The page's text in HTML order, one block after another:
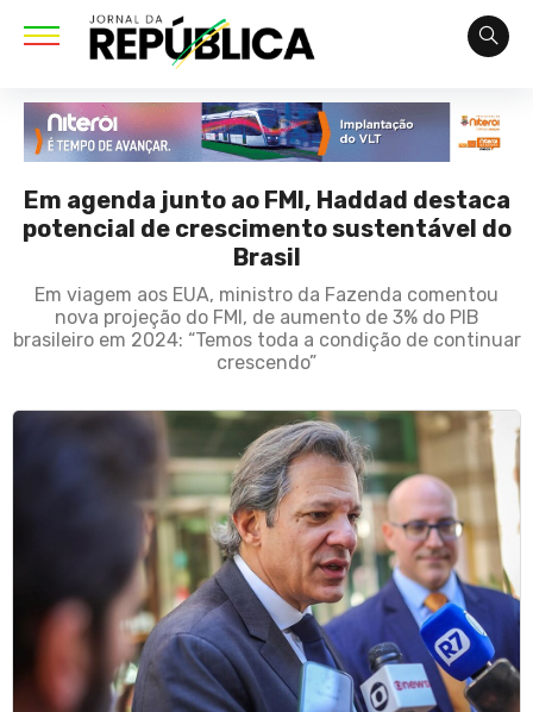
Em agenda junto ao FMI, Haddad destaca
potencial de crescimento sustentável do
Brasil
Em viagem aos EUA, ministro da Fazenda comentou
nova projeção do FMI, de aumento de 3% do PIB
brasileiro em 2024: “Temos toda a condição de continuar
crescendo”